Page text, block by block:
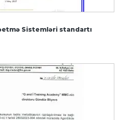
Sistemləri standartı